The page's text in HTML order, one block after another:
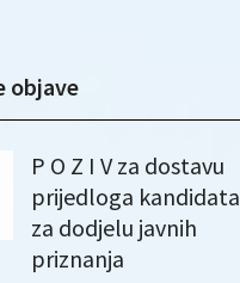
objave
P O Z I V za dostavu
prijedloga kandidata
za dodjelu javnih
priznanja